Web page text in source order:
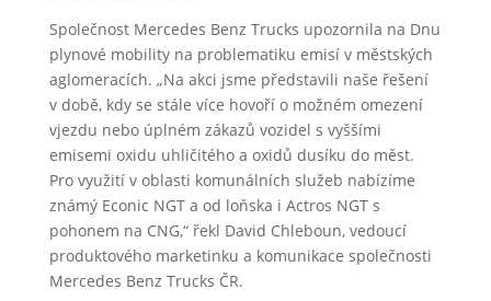
Společnost Mercedes Benz Trucks upozornila na Dnu
plynové mobility na problematiku emisí v městských
aglomeracích. „Na akci jsme představili naše řešení
v době, kdy se stále více hovoří o možném omezení
vjezdu nebo úplném zákazů vozidel s vyššími
emisemi oxidu uhličitého a oxidů dusíku do měst.
Pro využití v oblasti komunálních služeb nabízíme
známý Econic NGT a od loňska i Actros NGT s
pohonem na CNG,“ řekl David Chleboun, vedoucí
produktového marketinku a komunikace společnosti
Mercedes Benz Trucks ČR.